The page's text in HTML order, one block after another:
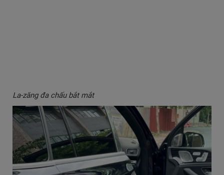
La-zăng đa chấu bắt mắt